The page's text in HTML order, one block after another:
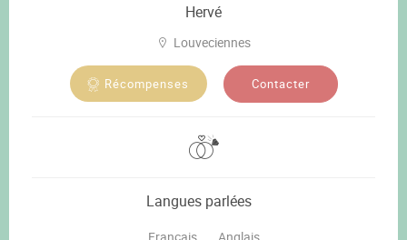
Hervé
Louveciennes
Récompenses Contacter
Langues parlées
Français Anglais